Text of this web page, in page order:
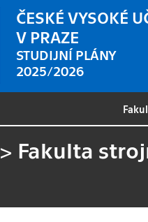
ČESKÉ VYSOKÉ
V PRAZE
STUDIJNÍ PLÁNY
2025/2026
> Fakulta